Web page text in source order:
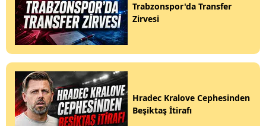
Trabzonspor'da Transfer
Zirvesi
Hradec Kralove Cephesinden
Beşiktaş İtirafı